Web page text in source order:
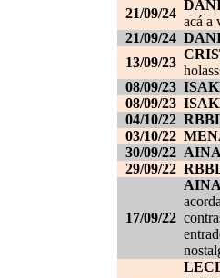
21/09/24
acá a
21/09/24
13/09/23
08/09/23
08/09/23
04/10/22
03/10/22
30/09/22
29/09/22
17/09/22